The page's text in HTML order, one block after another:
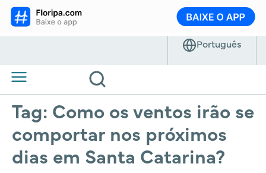
Tag: Como os ventos irão se
comportar nos próximos
dias em Santa Catarina?